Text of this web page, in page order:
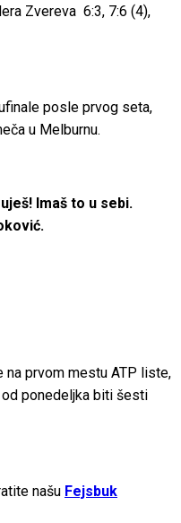
Zvereva 6:3, 7:6 (4),
posle prvog seta,
u Melburnu.
Imaš to u sebi.
prvom mestu ATP liste,
ponedeljka biti šesti
našu Fejsbuk